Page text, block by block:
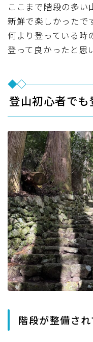
ここまで階段の多い
新鮮で楽しかったで
何より登っている時
登って良かったと思
登山初心者でも
階段が整備さ